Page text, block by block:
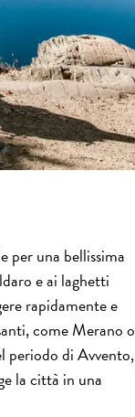
per una bellissima
e ai laghetti
rapidamente e
come Merano o
periodo di Avvento,
la città in una